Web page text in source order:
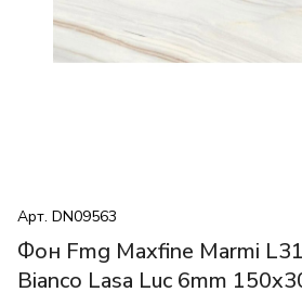
Арт. DN09563
Фон Fmg Maxfine Marmi
Bianco Lasa Luc 6mm